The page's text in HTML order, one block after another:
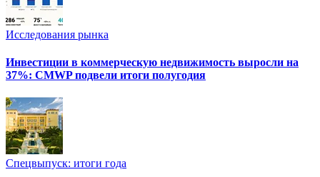
Исследования рынка
Инвестиции в коммерческую недвижимость выросли на
37%: CMWP подвели итоги полугодия
Спецвыпуск: итоги года